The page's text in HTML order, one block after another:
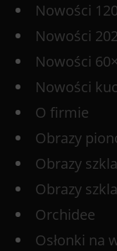
Nowości
Nowości
Nowości
Nowości
O firmie
Obrazy
Obrazy
Obrazy
Orchidee
Osłonki na